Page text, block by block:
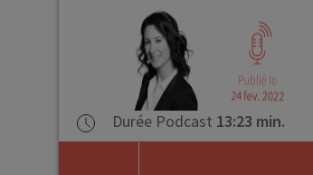
Durée Podcast 13:23 min.